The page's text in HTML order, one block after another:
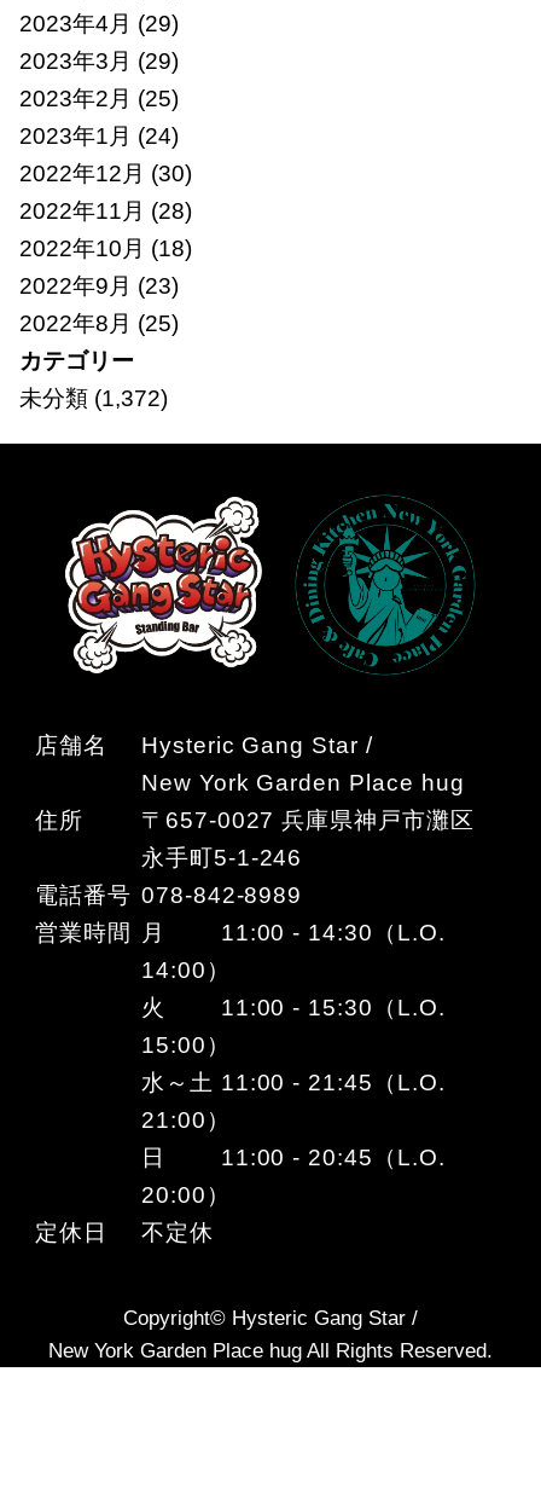
2023年4月 (29)
2023年3月 (29)
2023年2月 (25)
2023年1月 (24)
2022年12月 (30)
2022年11月 (28)
2022年10月 (18)
2022年9月 (23)
2022年8月 (25)
カテゴリー
未分類(1,372)
店舗名
Hysteric Gang Star /
New York Garden Place hug
住所
〒657-0027 兵庫県神戸市灘区
永手町5-1-246
電話番号 078-842-8989
営業時間
月 11:00 - 14:30（L.O.
14:00）
火 11:00 - 15:30（L.O.
15:00）
水～土 11:00 - 21:45（L.O.
21:00）
日 11:00 - 20:45（L.O.
20:00）
定休日
不定休
Copyright© Hysteric Gang Star /
New York Garden Place hug All Rights Reserved.